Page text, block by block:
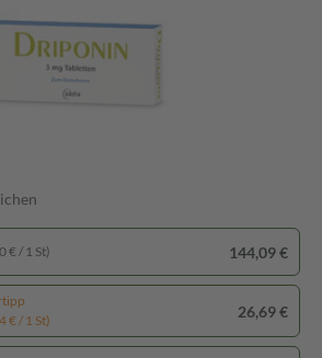
€ / 1 St) 144,09 €
€ / 1 St)
26,69 €